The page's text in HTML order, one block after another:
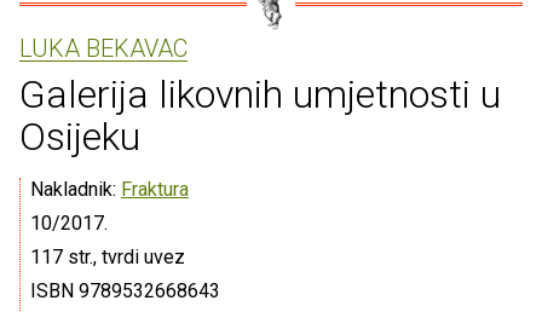
LUKA BEKAVAC
Galerija likovnih umjetnosti u
Osijeku
Nakladnik: Fraktura
10/2017.
117 str., tvrdi uvez
ISBN 9789532668643